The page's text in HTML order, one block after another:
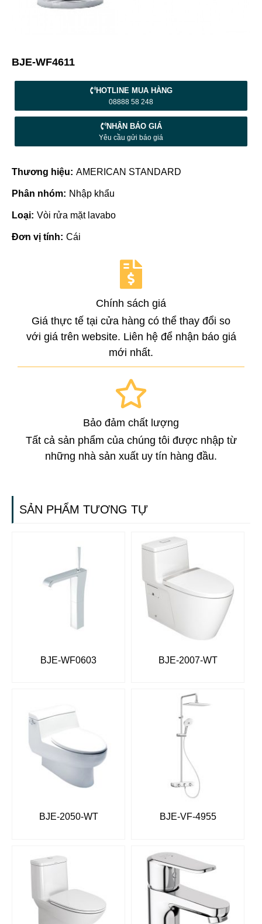
BJE-WF4611
HOTLINE MUA HÀNG
08888 58 248
NHẬN BÁO GIÁ
Yêu cầu gửi báo giá
Thương hiệu: AMERICAN STANDARD
Phân nhóm: Nhập khẩu
Loại: Vòi rửa mặt lavabo
Đơn vị tính: Cái
Chính sách giá
Giá thực tế tại cửa hàng có thể thay đổi so
với giá trên website. Liên hệ để nhận báo giá
mới nhất.
Bảo đảm chất lượng
Tất cả sản phẩm của chúng tôi được nhập từ
những nhà sản xuất uy tín hàng đầu.
SẢN PHẨM TƯƠNG TỰ
BJE-WF0603 BJE-2007-WT
BJE-2050-WT BJE-VF-4955